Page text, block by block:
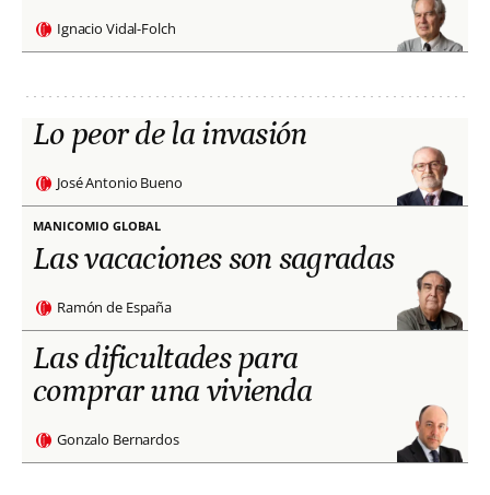
Ignacio Vidal-Folch
Lo peor de la invasión
José Antonio Bueno
MANICOMIO GLOBAL
Las vacaciones son sagradas
Ramón de España
Las dificultades para
comprar una vivienda
Gonzalo Bernardos